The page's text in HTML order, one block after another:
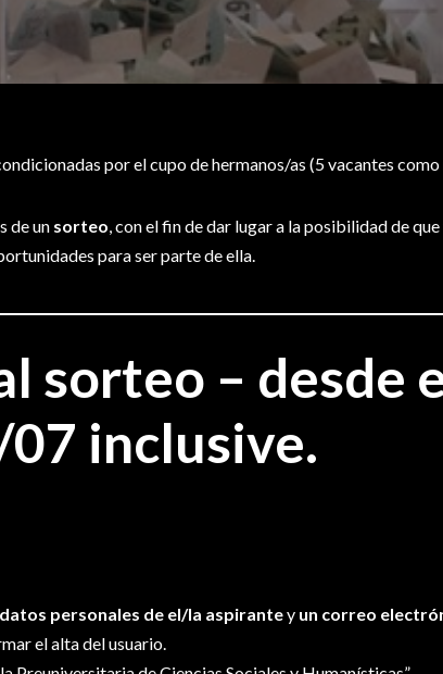
por el cupo de hermanos/as (5 vacantes
de un sorteo, con el fin de dar lugar a la posibilidad de
para ser parte de ella.
sorteo – desde
inclusive.
datos personales de el/la aspirantey un correo
el alta del usuario.